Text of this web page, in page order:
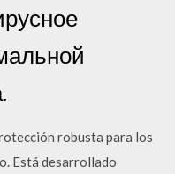
robusta para los
Está desarrollado